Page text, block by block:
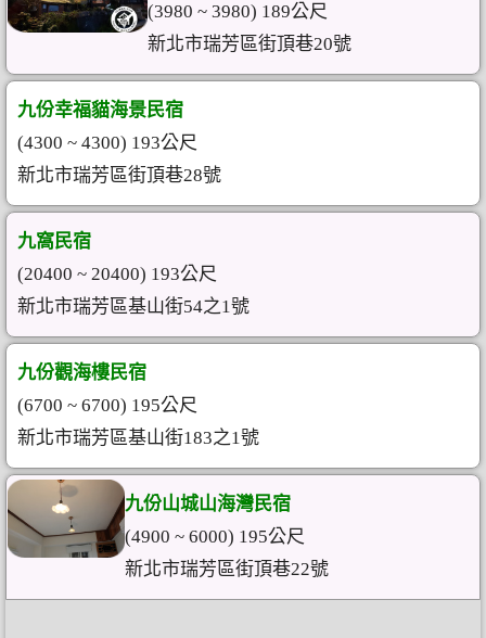
(3980 ~ 3980) 189公尺
新北市瑞芳區街頂巷20號
九份幸福貓海景民宿
(4300 ~ 4300) 193公尺
新北市瑞芳區街頂巷28號
九窩民宿
(20400 ~ 20400) 193公尺
新北市瑞芳區基山街54之1號
九份觀海樓民宿
(6700 ~ 6700) 195公尺
新北市瑞芳區基山街183之1號
九份山城山海灣民宿
(4900 ~ 6000) 195公尺
新北市瑞芳區街頂巷22號